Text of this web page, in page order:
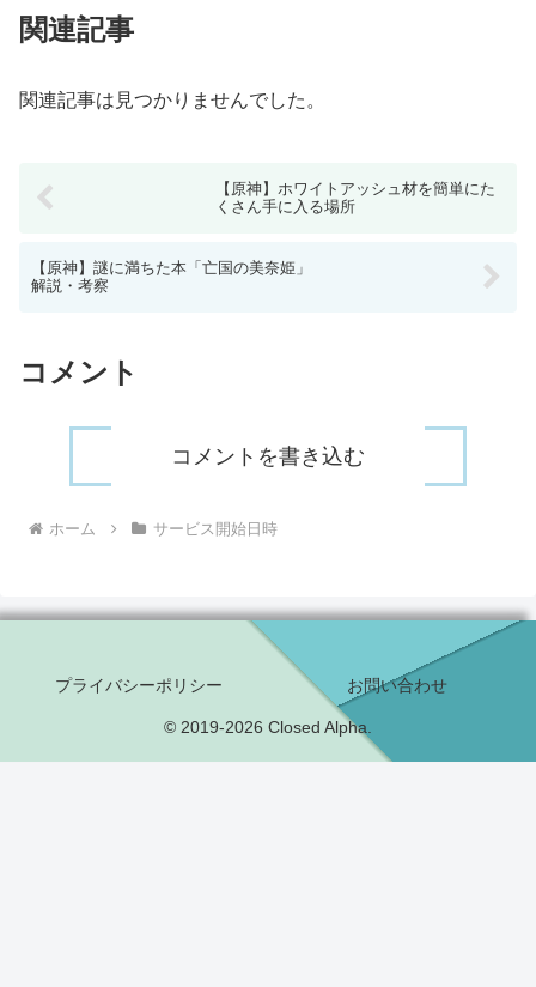
関連記事
関連記事は見つかりませんでした。
【原神】ホワイトアッシュ材を簡単にた
くさん手に入る場所
【原神】謎に満ちた本「亡国の美奈姫」
解説・考察
コメント
コメントを書き込む
ホーム サービス開始日時
プライバシーポリシー お問い合わせ
© 2019-2026 Closed Alpha.